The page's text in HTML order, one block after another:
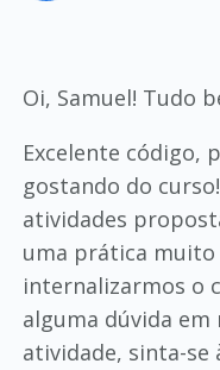
Oi, Samuel! Tudo
Excelente código,
gostando do
atividades
uma prática
internalizarmos o
alguma dúvida em
atividade, sinta-se